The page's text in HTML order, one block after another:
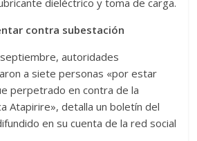
dieléctrico y toma de carga.
contra subestación
autoridades
a siete personas «por estar
perpetrado en contra de la
Atapirire», detalla un boletín del
en su cuenta de la red social